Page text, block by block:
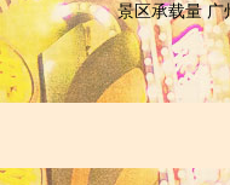
景区承载量 广